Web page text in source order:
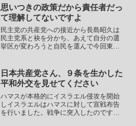
視聴者に対して一時的に不安やストレス
を与える映像効果と言わ...
思いつきの政策だから責任者だっ
て理解してないですよ
民主党の共産党への接近から長島昭久は
民主党系と袂を分かち、あえて自分の選
挙区が変わろうと自民を選んで今回東京
自分が保守政治家であることをアピール
し続けてきた政治家が松原...
日本共産党さん、９条を生かした
平和外交を見せてください
ハマスが本格的にイスラエル侵攻を開始
しイスラエルはハマスに対して宣戦布告
を行いました。戦争に突入したのです。